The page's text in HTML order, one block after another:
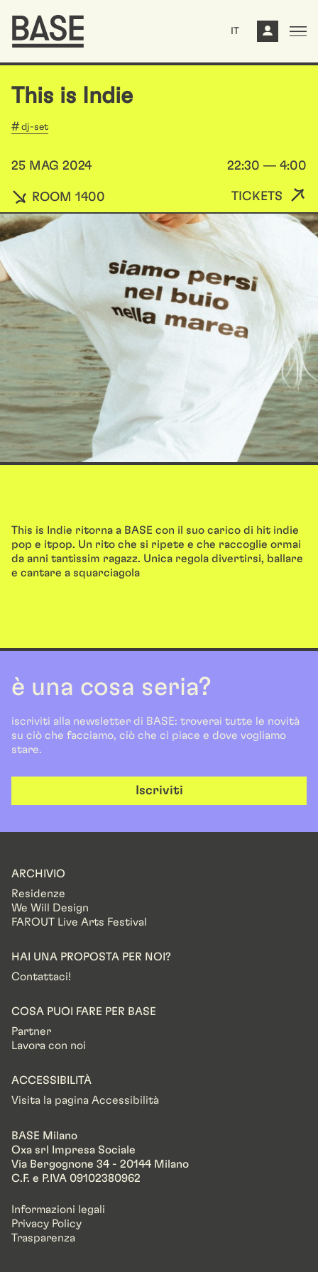
IT
This is Indie
dj-set
25 MAG 2024 22:30 — 4:00
ROOM 1400 TICKETS
This is Indie ritorna a BASE con il suo carico di hit indie
pop e itpop. Un rito che si ripete e che raccoglie ormai
da anni tantissim ragazz. Unica regola divertirsi, ballare
e cantare a squarciagola
è una cosa seria?
iscriviti alla newsletter di BASE: troverai tutte le novità
su ciò che facciamo, ciò che ci piace e dove vogliamo
stare.
Iscriviti
ARCHIVIO
Residenze
We Will Design
FAROUT Live Arts Festival
HAI UNA PROPOSTA PER NOI?
Contattaci!
COSA PUOI FARE PER BASE
Partner
Lavora con noi
ACCESSIBILITÀ
Visita la pagina Accessibilità
BASE Milano
Oxa srl Impresa Sociale
Via Bergognone 34 - 20144 Milano
C.F. e P.IVA 09102380962
Informazioni legali
Privacy Policy
Trasparenza